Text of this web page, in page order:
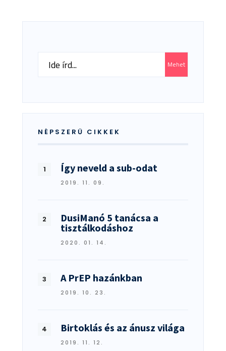
KÖZELEG
Search
Mehet
NÉPSZERŰ CIKKEK
Így neveld a sub-odat
2019. 11. 09.
DusiManó 5 tanácsa a
tisztálkodáshoz
2020. 01. 14.
A PrEP hazánkban
2019. 10. 23.
Birtoklás és az ánusz világa
2019. 11. 12.